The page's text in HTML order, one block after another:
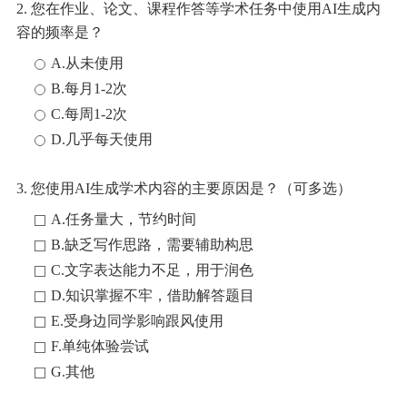
2. 您在作业、论文、课程作答等学术任务中使用AI生成内
容的频率是？
A.从未使用
B.每月1-2次
C.每周1-2次
D.几乎每天使用
3. 您使用AI生成学术内容的主要原因是？（可多选）
A.任务量大，节约时间
B.缺乏写作思路，需要辅助构思
C.文字表达能力不足，用于润色
D.知识掌握不牢，借助解答题目
E.受身边同学影响跟风使用
F.单纯体验尝试
G.其他